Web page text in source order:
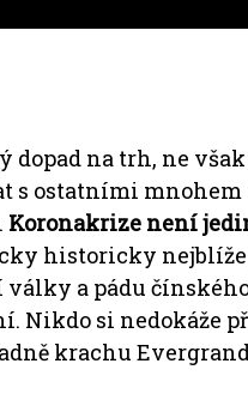
na trh, ne
s ostatními
Koronakrize není
historicky
války a pádu
Nikdo si nedokáže
krachu